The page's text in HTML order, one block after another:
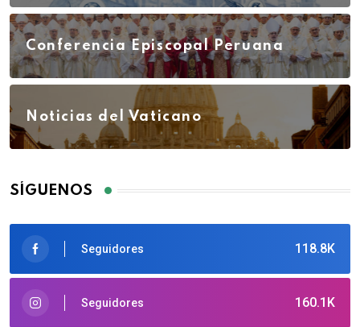
Conferencia Episcopal Peruana
Noticias del Vaticano
SÍGUENOS
118.8K
Seguidores
160.1K
Seguidores